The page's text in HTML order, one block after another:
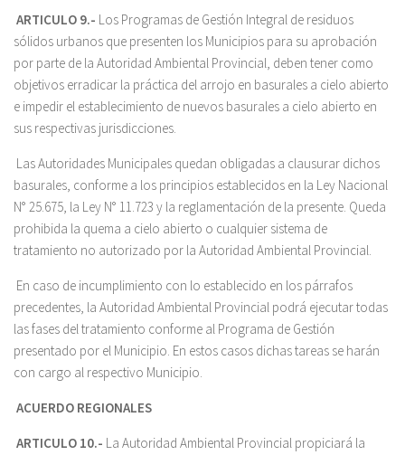
ARTICULO 9.- Los Programas de Gestión Integral de residuos
sólidos urbanos que presenten los Municipios para su aprobación
por parte de la Autoridad Ambiental Provincial, deben tener como
objetivos erradicar la práctica del arrojo en basurales a cielo abierto
e impedir el establecimiento de nuevos basurales a cielo abierto en
sus respectivas jurisdicciones.
Las Autoridades Municipales quedan obligadas a clausurar dichos
basurales, conforme a los principios establecidos en la Ley Nacional
N° 25.675, la Ley N° 11.723 y la reglamentación de la presente. Queda
prohibida la quema a cielo abierto o cualquier sistema de
tratamiento no autorizado por la Autoridad Ambiental Provincial.
En caso de incumplimiento con lo establecido en los párrafos
precedentes, la Autoridad Ambiental Provincial podrá ejecutar todas
las fases del tratamiento conforme al Programa de Gestión
presentado por el Municipio. En estos casos dichas tareas se harán
con cargo al respectivo Municipio.
ACUERDO REGIONALES
ARTICULO 10.- La Autoridad Ambiental Provincial propiciará la